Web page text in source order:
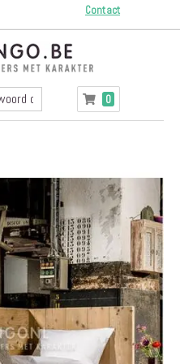
Contact
Winkelwagen
0producten